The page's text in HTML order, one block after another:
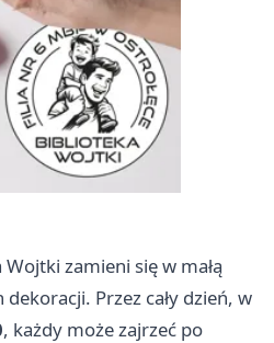
zamieni się w małą
Przez cały dzień, w
, każdy może zajrzeć po